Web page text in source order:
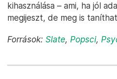
kihasználása – ami, ha jól
megijeszt, de meg is
Források: Slate, Popsci,